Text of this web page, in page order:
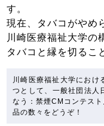
す。
現在、タバコがやめ
川崎医療福祉大学の
タバコと縁を切るこ
川崎医療福祉大学におけ
つとして、一般社団法人
なう：禁煙CMコンテス
品の数々をどうぞ！